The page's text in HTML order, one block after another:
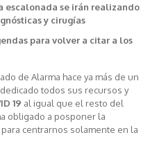
escalonada se irán realizando
y cirugías
para volver a citar a los
de Alarma hace ya más de un
todos sus recursos y
19 al igual que el resto del
obligado a posponer la
centrarnos solamente en la